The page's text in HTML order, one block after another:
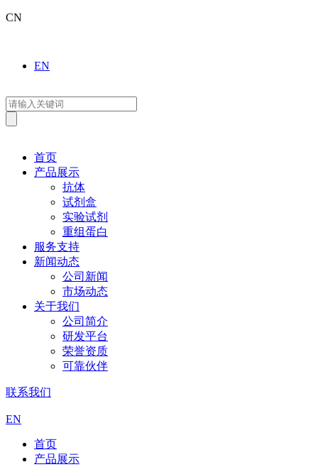
CN
EN
首页
产品展示
抗体
试剂盒
实验试剂
重组蛋白
服务支持
新闻动态
公司新闻
市场动态
关于我们
公司简介
研发平台
荣誉资质
可靠伙伴
联系我们
EN
首页
产品展示